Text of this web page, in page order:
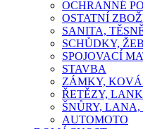
OCHRANNÉ
OSTATNÍ
SANITA,
SCHŮDKY,
SPOJOVACÍ
STAVBA
ZÁMKY,
ŘETĚZY,
ŠNŮRY,
AUTOMOTO